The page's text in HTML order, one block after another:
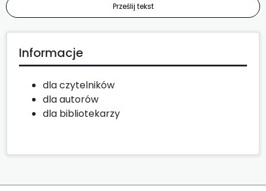
Prześlij tekst
Informacje
dla czytelników
dla autorów
dla bibliotekarzy